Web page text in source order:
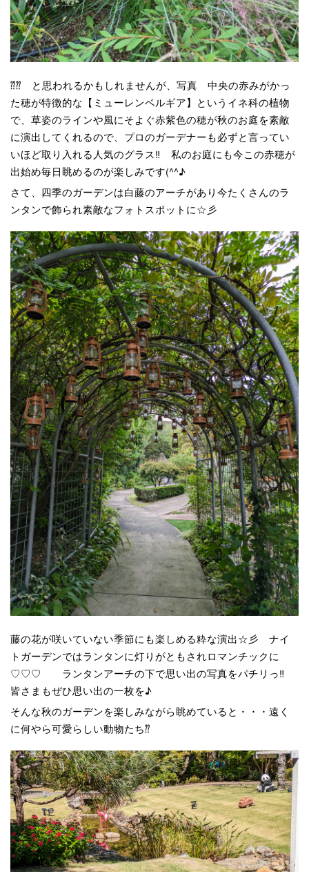
⁇⁇ と思われるかもしれませんが、写真 中央の赤みがかっ
た穂が特徴的な【ミューレンベルギア】というイネ科の植物
で、草姿のラインや風にそよぐ赤紫色の穂が秋のお庭を素敵
に演出してくれるので、プロのガーデナーも必ずと言ってい
いほど取り入れる人気のグラス‼ 私のお庭にも今この赤穂が
出始め毎日眺めるのが楽しみです(^^♪
さて、四季のガーデンは白藤のアーチがあり今たくさんのラ
ンタンで飾られ素敵なフォトスポットに☆彡
藤の花が咲いていない季節にも楽しめる粋な演出☆彡 ナイ
トガーデンではランタンに灯りがともされロマンチックに
♡♡♡ ランタンアーチの下で思い出の写真をパチリっ‼
皆さまもぜひ思い出の一枚を♪
そんな秋のガーデンを楽しみながら眺めていると・・・遠く
に何やら可愛らしい動物たち⁇